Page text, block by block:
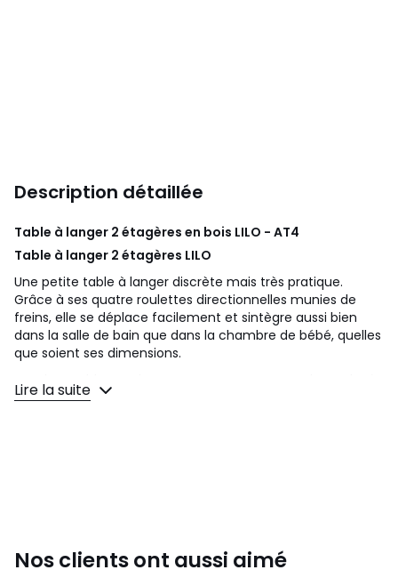
Description détaillée
Table à langer 2 étagères en bois LILO - AT4
Table à langer 2 étagères LILO
Une petite table à langer discrète mais très pratique.
Grâce à ses quatre roulettes directionnelles munies de
freins, elle se déplace facilement et sintègre aussi bien
dans la salle de bain que dans la chambre de bébé, quelles
que soient ses dimensions.
Ses deux tablettes de rangement permettent de garder à
portée de main tout ce quil faut pour langer et habiller
Matériaux : hêtre massif et panneaux en fibre de fibre
Lire la suite
Nos clients ont aussi aimé